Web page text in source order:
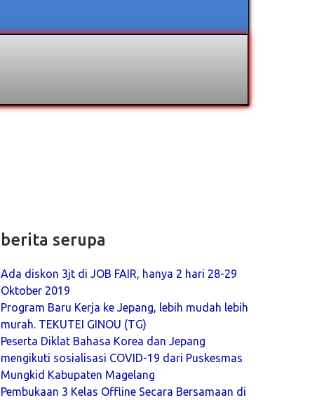
berita serupa
Ada diskon 3jt di JOB FAIR, hanya 2 hari 28-29
Oktober 2019
Program Baru Kerja ke Jepang, lebih mudah lebih
murah. TEKUTEI GINOU (TG)
Peserta Diklat Bahasa Korea dan Jepang
mengikuti sosialisasi COVID-19 dari Puskesmas
Mungkid Kabupaten Magelang
Pembukaan 3 Kelas Offline Secara Bersamaan di